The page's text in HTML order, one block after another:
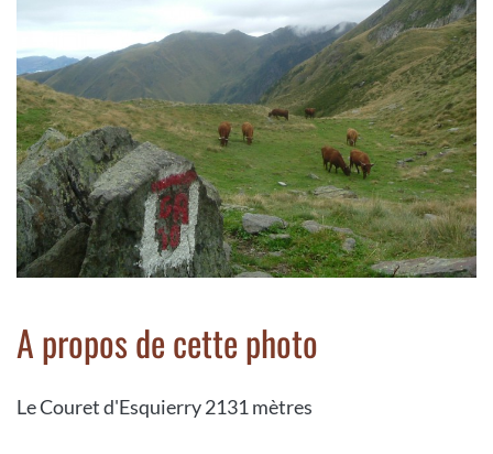
A propos de cette photo
Le Couret d'Esquierry 2131 mètres